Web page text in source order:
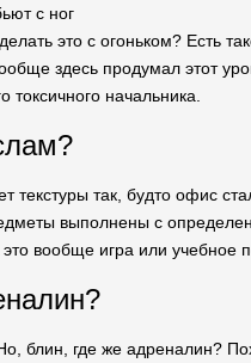
с ног
это с огоньком? Есть
здесь продумал этот
токсичного начальника.
текстуры так, будто офис
выполнены с
вообще игра или учебное
блин, где же адреналин?